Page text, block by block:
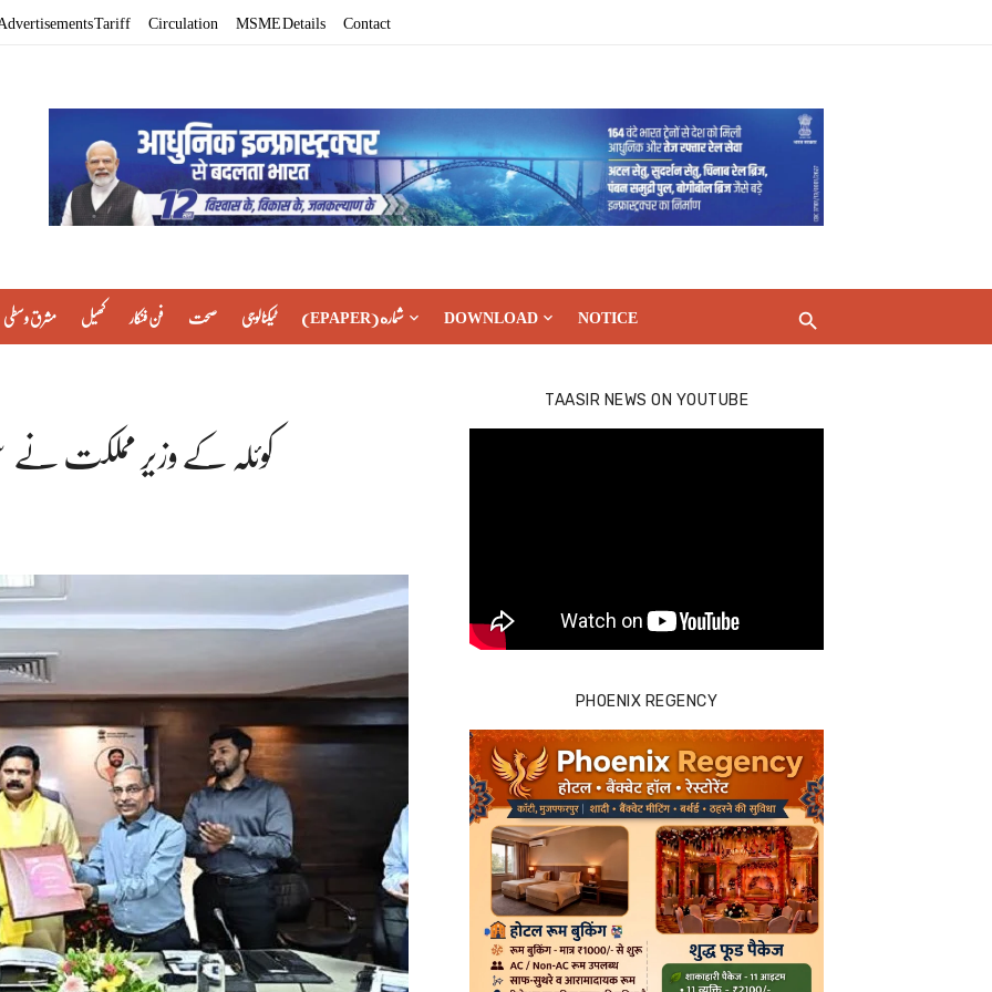
Tariff Circulation MSME Details Contact
مشرق وسطی کھیل فن فنکار صحت ٹیکنالوجی (EPAPER) شماره DOWNLOAD NOTICE
کوئلہ کے وزیر مملکت نے
TAASIR NEWS ON YOUTUBE
PHOENIX REGENCY